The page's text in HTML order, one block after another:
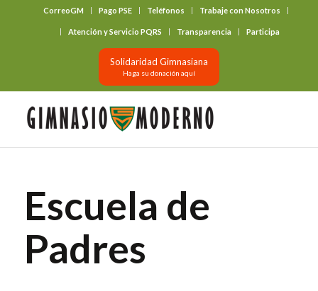
CorreoGM Pago PSE Teléfonos Trabaje con Nosotros
Atención y Servicio PQRS Transparencia Participa
Solidaridad Gimnasiana
Haga su donación aquí
Escuela de
Padres